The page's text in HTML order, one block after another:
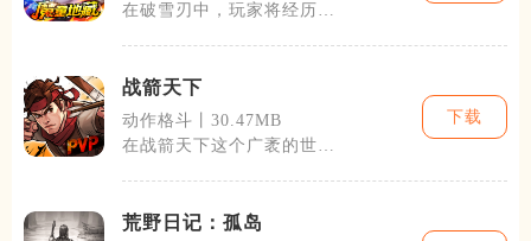
在破雪刃中，玩家将经历各
战箭天下
动作格斗丨30.47MB
在战箭天下这个广袤的世界
下载
荒野日记：孤岛